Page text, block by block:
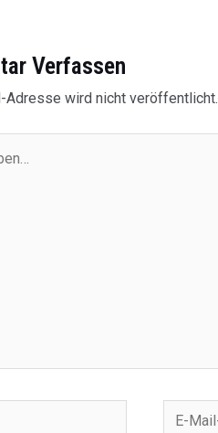
Verfassen
Adresse wird nicht veröffentlicht.